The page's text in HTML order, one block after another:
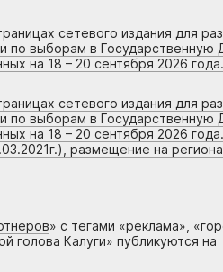
сетевого издания для
по выборам в Государственную
на 18 – 20 сентября 2026
сетевого издания для
по выборам в Государственную
на 18 – 20 сентября 2026
размещение на
» с тегами «реклама»,
голова Калуги» публикуются на